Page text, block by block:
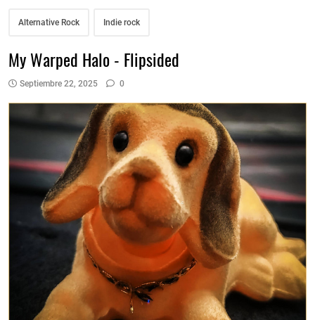
Alternative Rock Indie rock
My Warped Halo - Flipsided
Septiembre 22, 2025 0